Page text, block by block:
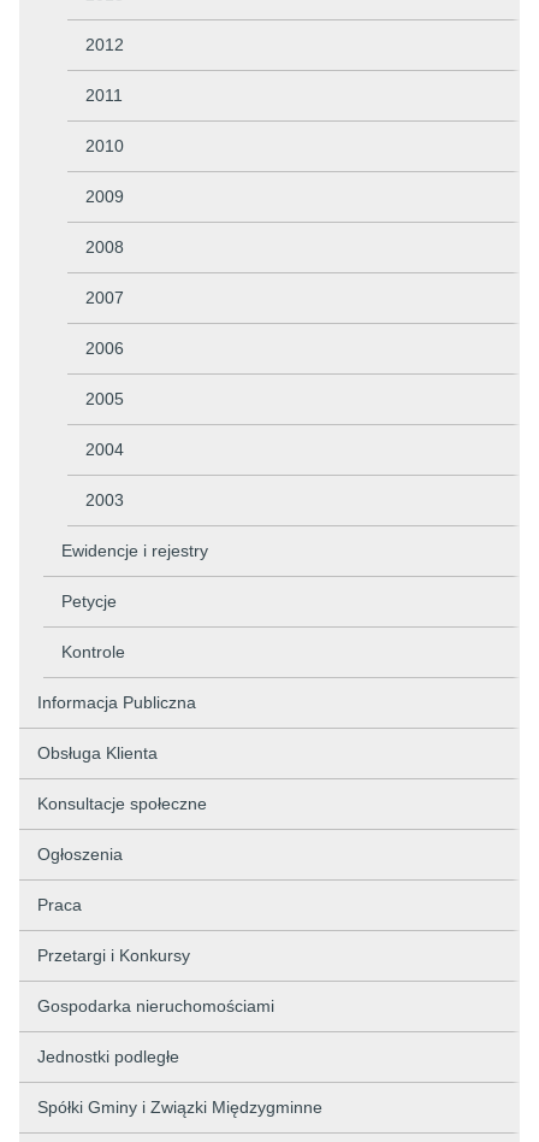
2012
2011
2010
2009
2008
2007
2006
2005
2004
2003
Ewidencje i rejestry
Petycje
Kontrole
Informacja Publiczna
Obsługa Klienta
Konsultacje społeczne
Ogłoszenia
Praca
Przetargi i Konkursy
Gospodarka nieruchomościami
Jednostki podległe
Spółki Gminy i Związki Międzygminne